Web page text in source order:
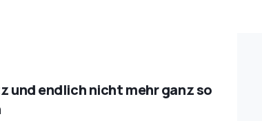
und endlich nicht mehr ganz so